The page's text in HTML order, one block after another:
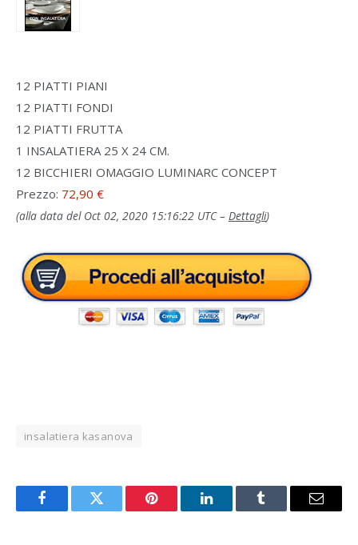
12 PIATTI PIANI
12 PIATTI FONDI
12 PIATTI FRUTTA
1 INSALATIERA 25 X 24 CM.
12 BICCHIERI OMAGGIO LUMINARC CONCEPT
Prezzo: 72,90 €
(alla data del Oct 02, 2020 15:16:22 UTC – Dettagli)
insalatiera kasanova
FacebookTwitter Pinterest LinkedInTumblr Email